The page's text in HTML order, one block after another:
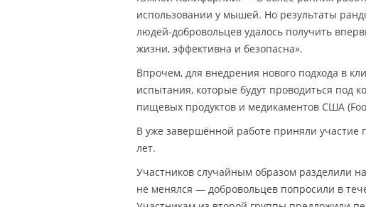
использовании у мышей. Но результаты
людей-добровольцев удалось получить
жизни, эффективна и безопасна».
Впрочем, для внедрения нового подхода в
испытания, которые будут проводиться под
пищевых продуктов и медикаментов США
В уже завершённой работе приняли участие
лет.
Участников случайным образом разделили
не менялся — добровольцев попросили в